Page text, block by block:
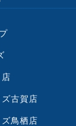
古賀店
鳥栖店